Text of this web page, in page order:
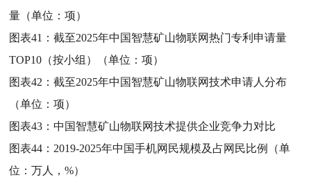
量（单位：项）
图表41：截至2025年中国智慧矿山物联网热门专利申请量
TOP10（按小组）（单位：项）
图表42：截至2025年中国智慧矿山物联网技术申请人分布
（单位：项）
图表43：中国智慧矿山物联网技术提供企业竞争力对比
图表44： 2019-2025年中国手机网民规模及占网民比例（单
位：万人，%）